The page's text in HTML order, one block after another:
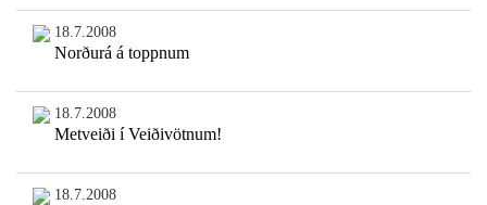
18.7.2008
Norðurá á toppnum
18.7.2008
Metveiði í Veiðivötnum!
18.7.2008